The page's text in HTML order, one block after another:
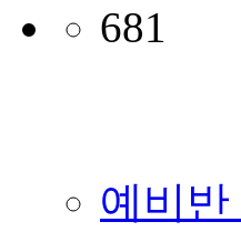
681
예비